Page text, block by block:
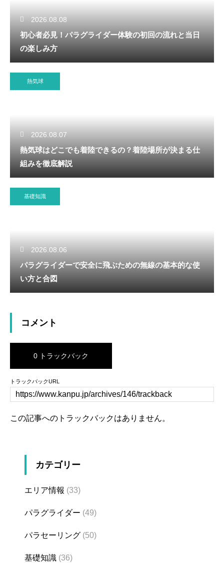
2026.08.08
初心者必見！パラグライダー体験の初回の流れと当日
の楽しみ方
熱気球
2026.08.07
熱気球はどこでも着陸できるの？着陸場所が決まる仕
組みを徹底解説
基礎知識
2026.08.06
パラグライダーで安全に飛ぶための無線の基本的な使
い方と合図
コメント
0 トラックバック
トラックバックURL
この記事へのトラックバックはありません。
カテゴリー
エリア情報 (33)
パラグライダー (49)
パラセーリング (50)
基礎知識 (36)